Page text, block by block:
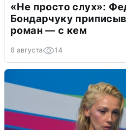
«Не просто слух»:
Бондарчуку
роман — с кем
6 августа 14